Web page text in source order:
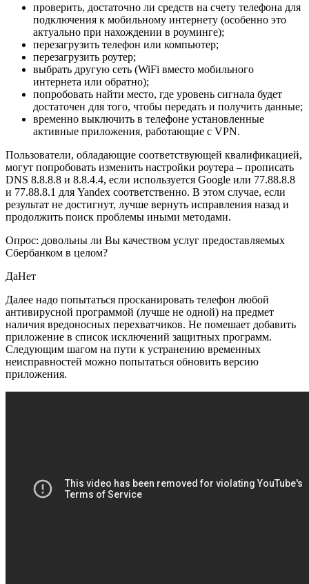
проверить, достаточно ли средств на счету телефона для
подключения к мобильному интернету (особенно это
актуально при нахождении в роуминге);
перезагрузить телефон или компьютер;
перезагрузить роутер;
выбрать другую сеть (WiFi вместо мобильного
интернета или обратно);
попробовать найти место, где уровень сигнала будет
достаточен для того, чтобы передать и получить данные;
временно выключить в телефоне установленные
активные приложения, работающие с VPN.
Пользователи, обладающие соответствующей квалификацией,
могут попробовать изменить настройки роутера – прописать
DNS 8.8.8.8 и 8.8.4.4, если используется Google или 77.88.8.8
и 77.88.8.1 для Yandex соответственно. В этом случае, если
результат не достигнут, лучше вернуть исправления назад и
продолжить поиск проблемы иными методами.
Опрос: довольны ли Вы качеством услуг предоставляемых
Сбербанком в целом?
ДаНет
Далее надо попытаться просканировать телефон любой
антивирусной программой (лучше не одной) на предмет
наличия вредоносных перехватчиков. Не помешает добавить
приложение в список исключений защитных программ.
Следующим шагом на пути к устранению временных
неисправностей можно попытаться обновить версию
приложения.